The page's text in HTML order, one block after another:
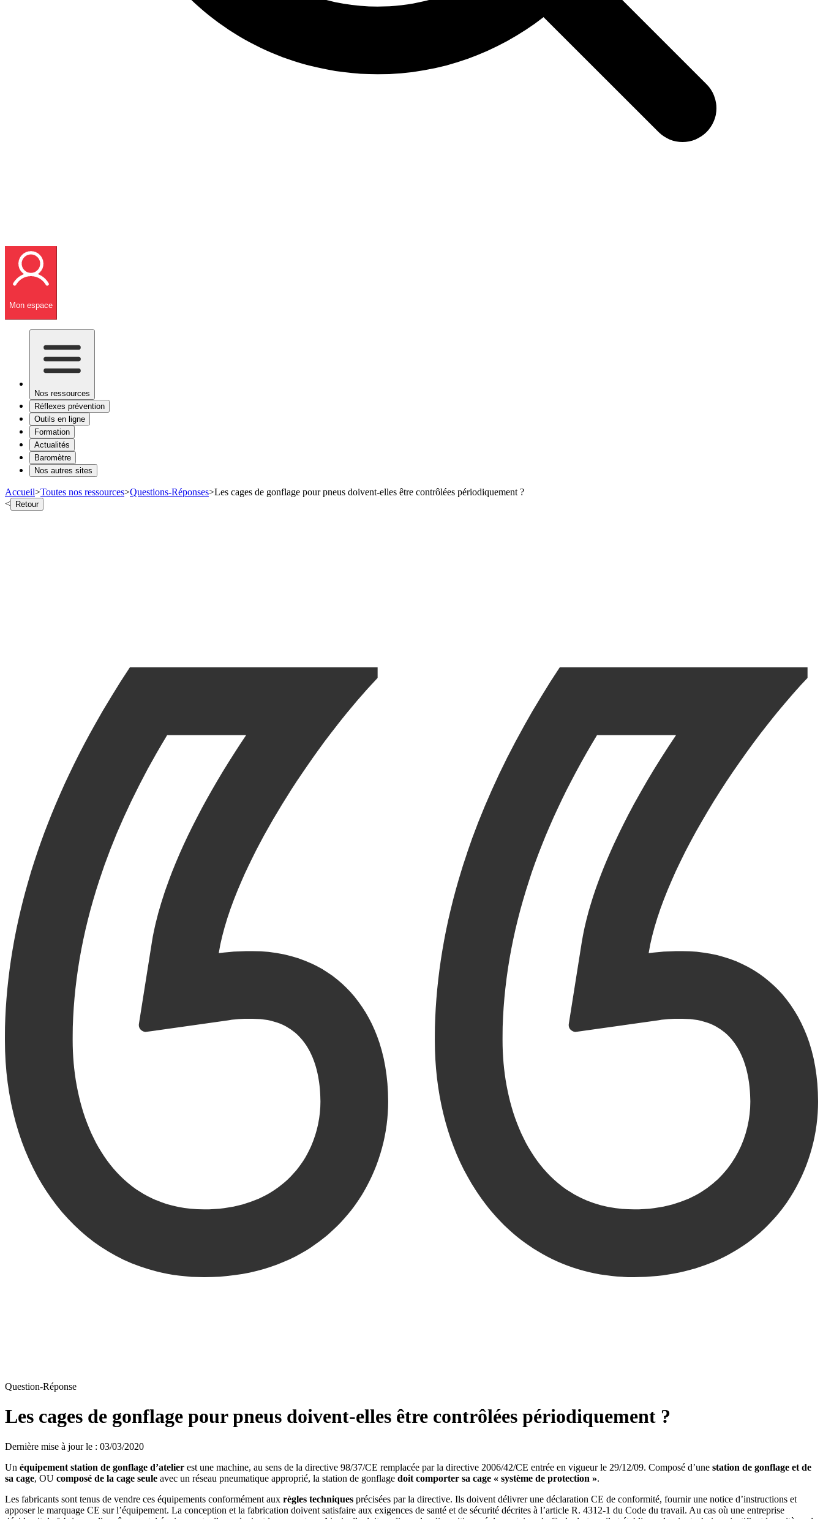
Mon espace
Nos ressources
Réflexes prévention
Outils en ligne
Formation
Actualités
Baromètre
Nos autres sites
Accueil>Toutes nos ressources>Questions-Réponses>Les cages de gonflage pour pneus doivent-elles être contrôlées périodiquement ?
< Retour
Question-Réponse
Les cages de gonflage pour pneus doivent-elles être contrôlées périodiquement ?
Dernière mise à jour le : 03/03/2020
Un équipement station de gonflage d’atelier est une machine, au sens de la directive 98/37/CE remplacée par la directive 2006/42/CE entrée en vigueur le 29/12/09. Composé d’une station de gonflage et de
sa cage, OU composé de la cage seule avec un réseau pneumatique approprié, la station de gonflage doit comporter sa cage « système de protection ».
Les fabricants sont tenus de vendre ces équipements conformément aux règles techniques précisées par la directive. Ils doivent délivrer une déclaration CE de conformité, fournir une notice d’instructions et
apposer le marquage CE sur l’équipement. La conception et la fabrication doivent satisfaire aux exigences de santé et de sécurité décrites à l’article R. 4312-1 du Code du travail. Au cas où une entreprise